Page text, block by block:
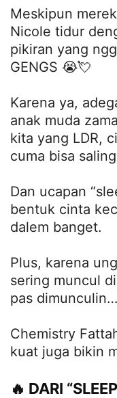
Meskipun
Nicole tidur
pikiran yang
GENGS 😭💘
Karena ya,
anak muda
kita yang LDR,
cuma bisa
Dan ucapan
bentuk cinta
dalem banget.
Plus, karena
sering muncul
pas
Chemistry
kuat juga bikin
🔥 DARI